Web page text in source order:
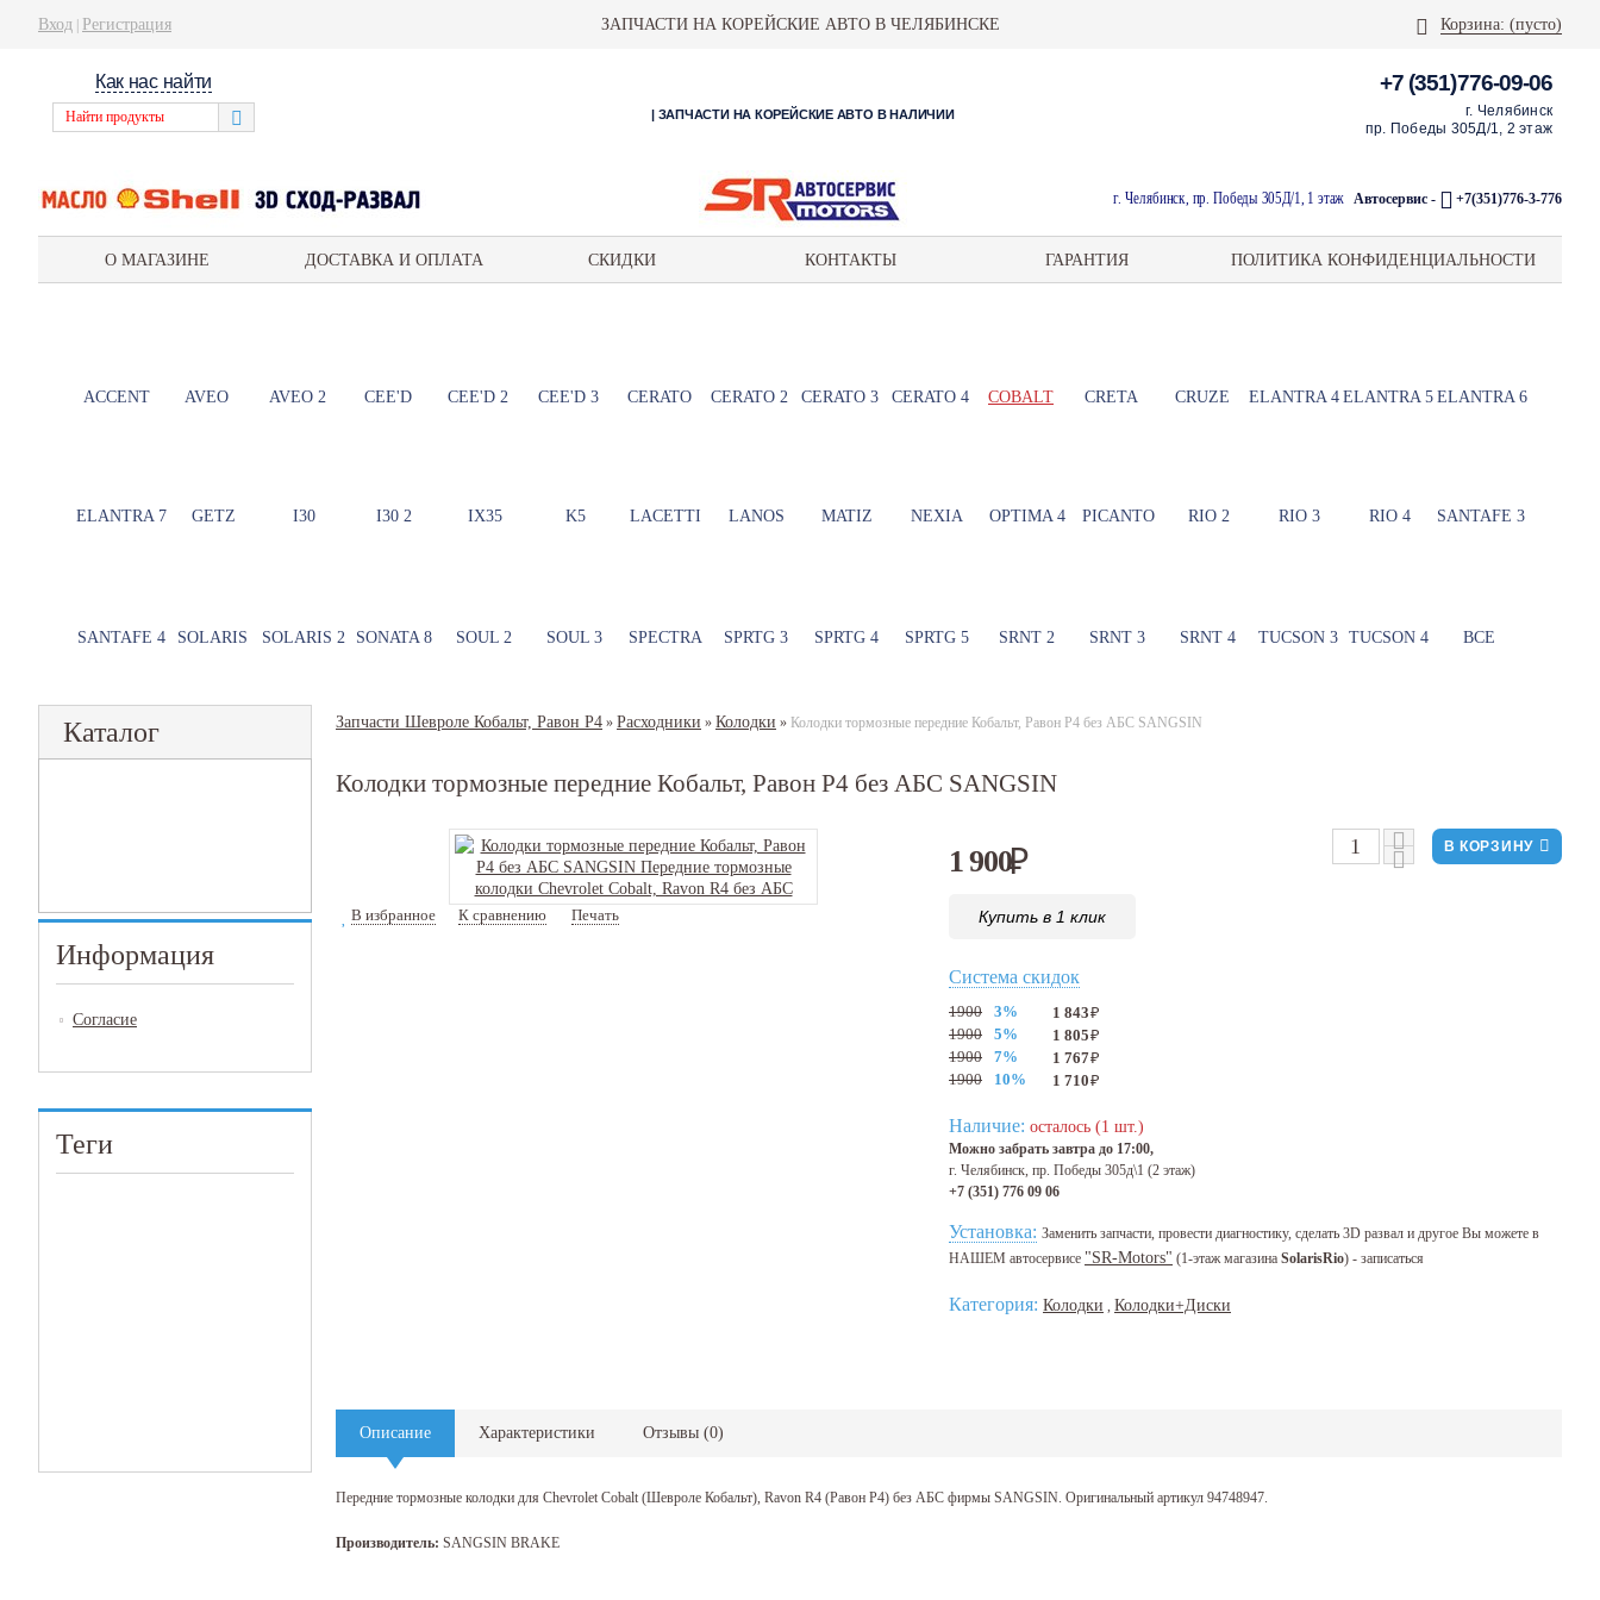
Вход Регистрация ЗАПЧАСТИ НА КОРЕЙСКИЕ АВТО В ЧЕЛЯБИНСКЕ Корзина: (пусто)
Как нас найти +7 (351)776-09-06
г. Челябинск
пр. Победы 305Д/1, 2 этаж
| ЗАПЧАСТИ НА КОРЕЙСКИЕ АВТО В НАЛИЧИИ
г. Челябинск, пр. Победы 305Д/1, 1 этаж Автосервис - +7(351)776-3-776
О МАГАЗИНЕ ДОСТАВКА И ОПЛАТА СКИДКИ КОНТАКТЫ ГАРАНТИЯ ПОЛИТИКА КОНФИДЕНЦИАЛЬНОСТИ
ACCENT AVEO AVEO 2 CEE'D CEE'D 2 CEE'D 3 CERATO CERATO 2 CERATO 3 CERATO 4 COBALT CRETA CRUZE ELANTRA 4ELANTRA 5ELANTRA 6
ELANTRA 7 GETZ I30 I30 2 IX35 K5 LACETTI LANOS MATIZ NEXIA OPTIMA 4 PICANTO RIO 2 RIO 3 RIO 4 SANTAFE 3
SANTAFE 4 SOLARIS SOLARIS 2 SONATA 8 SOUL 2 SOUL 3 SPECTRA SPRTG 3 SPRTG 4 SPRTG 5 SRNT 2 SRNT 3 SRNT 4 TUCSON 3 TUCSON 4 ВСЕ
Каталог
Информация
Согласие
Теги
Запчасти Шевроле Кобальт, Равон Р4 » Расходники » Колодки » Колодки тормозные передние Кобальт, Равон Р4 без АБС SANGSIN
Колодки тормозные передние Кобальт, Равон Р4 без АБС SANGSIN
В избранное К сравнению Печать
1 900₽
В КОРЗИНУ
Купить в 1 клик
Система скидок
1900 3% 1 843₽
1900 5% 1 805₽
1900 7% 1 767₽
1900 10% 1 710₽
Наличие: осталось (1 шт.)
Можно забрать завтра до 17:00,
г. Челябинск, пр. Победы 305д\1 (2 этаж)
+7 (351) 776 09 06
Установка: Заменить запчасти, провести диагностику, сделать 3D развал и другое Вы можете в
НАШЕМ автосервисе "SR-Motors" (1-этаж магазина SolarisRio) - записаться
Категория: Колодки , Колодки+Диски
Описание Характеристики Отзывы (0)
Передние тормозные колодки для Chevrolet Cobalt (Шевроле Кобальт), Ravon R4 (Равон Р4) без АБС фирмы SANGSIN. Оригинальный артикул 94748947.
Производитель: SANGSIN BRAKE